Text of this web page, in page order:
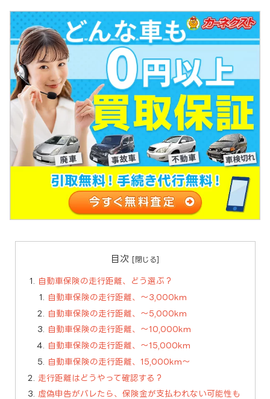
目次
自動車保険の走行距離、どう選ぶ？
自動車保険の走行距離、〜3,000km
自動車保険の走行距離、〜5,000km
自動車保険の走行距離、〜10,000km
自動車保険の走行距離、〜15,000km
自動車保険の走行距離、15,000km〜
走行距離はどうやって確認する？
虚偽申告がバレたら、保険金が支払われない可能性も